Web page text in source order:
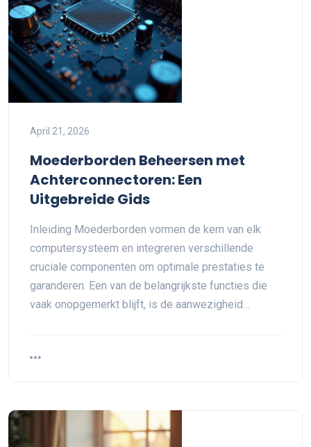
April 21, 2026
Moederborden Beheersen met
Achterconnectoren: Een
Uitgebreide Gids
Inleiding Moederborden vormen de kern van elk
computersysteem en integreren verschillende
cruciale componenten om optimale prestaties te
garanderen. Een van de belangrijkste functies die
vaak onopgemerkt blijft, is de aanwezigheid…